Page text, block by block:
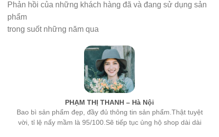
phẩm
trong suốt những năm qua
PHẠM THỊ THANH – Hà Nội
Bao bì sản phẩm đẹp, đầy đủ thông tin sản phẩm.Thật tuyệt
vời, tỉ lệ nẩy mầm là 95/100.Sẽ tiếp tục ủng hộ shop dài dài